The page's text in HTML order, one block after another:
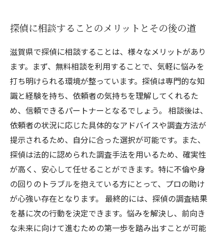
探偵に相談することのメリットとその後の道
滋賀県で探偵に相談することは、様々なメリットがあり
ます。まず、無料相談を利用することで、気軽に悩みを
打ち明けられる環境が整っています。探偵は専門的な知
識と経験を持ち、依頼者の気持ちを理解してくれるた
め、信頼できるパートナーとなるでしょう。 相談後は、
依頼者の状況に応じた具体的なアドバイスや調査方法が
提示されるため、自分に合った選択が可能です。また、
探偵は法的に認められた調査手法を用いるため、確実性
が高く、安心して任せることができます。特に不倫や身
の回りのトラブルを抱えている方にとって、プロの助け
が心強い存在となります。 最終的には、探偵の調査結果
を基に次の行動を決定できます。悩みを解決し、前向き
な未来に向けて進むための第一歩を踏み出すことが可能